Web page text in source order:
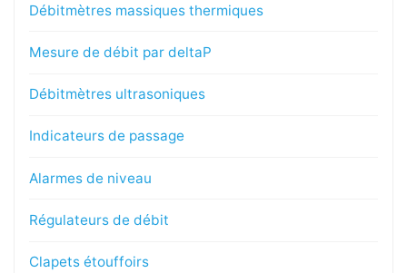
Débitmètres massiques thermiques
Mesure de débit par deltaP
Débitmètres ultrasoniques
Indicateurs de passage
Alarmes de niveau
Régulateurs de débit
Clapets étouffoirs